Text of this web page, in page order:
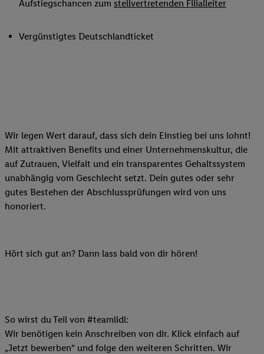
Aufstiegschancen zum stellvertretenden Filialleiter
Vergünstigtes Deutschlandticket
Wir legen Wert darauf, dass sich dein Einstieg bei uns lohnt!
Mit attraktiven Benefits und einer Unternehmenskultur, die
auf Zutrauen, Vielfalt und ein transparentes Gehaltssystem
unabhängig vom Geschlecht setzt. Dein gutes oder sehr
gutes Bestehen der Abschlussprüfungen wird von uns
honoriert.
Hört sich gut an? Dann lass bald von dir hören!
So wirst du Teil von #teamlidl:
Wir benötigen kein Anschreiben von dir. Klick einfach auf
„Jetzt bewerben“ und folge den weiteren Schritten. Wir